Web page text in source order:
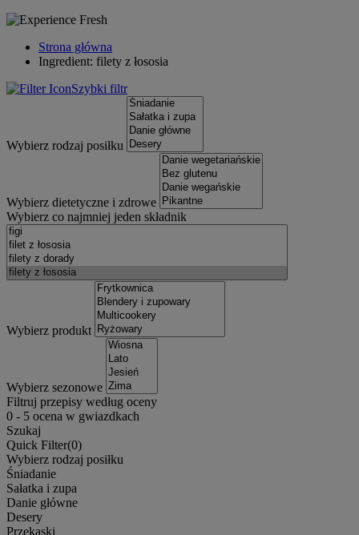
Strona główna
Ingredient: filety z łososia
Szybki filtr
Wybierz rodzaj posiłku
Wybierz dietetyczne i zdrowe
Wybierz co najmniej jeden składnik
Wybierz produkt
Wybierz sezonowe
Filtruj przepisy według oceny
0 - 5 ocena w gwiazdkach
Szukaj
Quick Filter(0)
Wybierz rodzaj posiłku
Śniadanie
Sałatka i zupa
Danie główne
Desery
Przekąski